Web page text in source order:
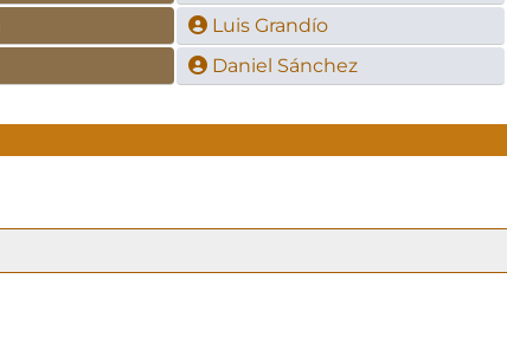
Luis Grandío
Daniel Sánchez